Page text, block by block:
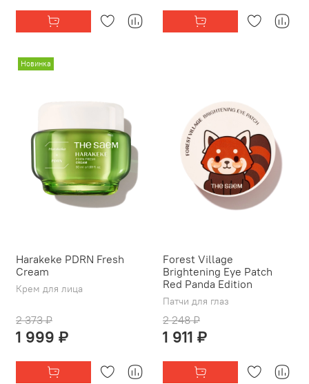
Новинка
Harakeke PDRN Fresh
Cream
Крем для лица
2 373 ₽
1 999 ₽
Forest Village
Brightening Eye Patch
Red Panda Edition
Патчи для глаз
2 248 ₽
1 911 ₽